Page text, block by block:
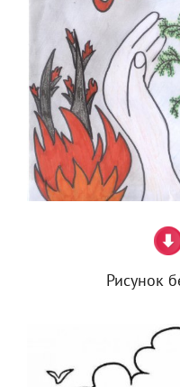
Рисунок